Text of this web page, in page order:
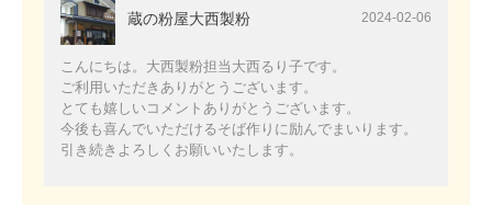
蔵の粉屋大西製粉 2024-02-06
こんにちは。大西製粉担当大西るり子です。
ご利用いただきありがとうございます。
とても嬉しいコメントありがとうございます。
今後も喜んでいただけるそば作りに励んでまいります。
引き続きよろしくお願いいたします。